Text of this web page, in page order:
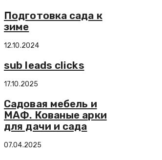
Подготовка сада к
зиме
12.10.2024
sub leads clicks
17.10.2025
Садовая мебель и
МАФ. Кованые арки
для дачи и сада
07.04.2025